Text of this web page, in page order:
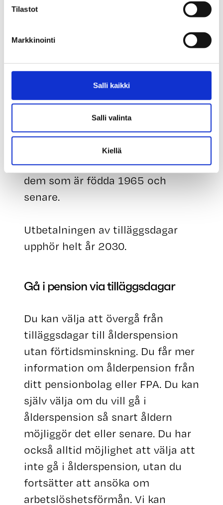
Tilastot
Markkinointi
Salli kaikki
Salli valinta
Kiellä
av den kalendermånad som du
Ändringar i rätten till tilläggsdagar
I och med lagändringen som
träder i kraft den 1 januari 2023
avskaffas tilläggsdagarna för
arbetslöshetsdagpenning. Rätten
till tilläggsdagar avskaffas helt för
dem som är födda 1965 och
senare.
Utbetalningen av tilläggsdagar
upphör helt år 2030.
Gå i pension via tilläggsdagar
Du kan välja att övergå från
tilläggsdagar till ålderspension
utan förtidsminskning. Du får mer
information om ålderpension från
ditt pensionbolag eller FPA. Du kan
själv välja om du vill gå i
ålderspension så snart åldern
möjliggör det eller senare. Du har
också alltid möjlighet att välja att
inte gå i ålderspension, utan du
fortsätter att ansöka om
arbetslöshetsförmån. Vi kan